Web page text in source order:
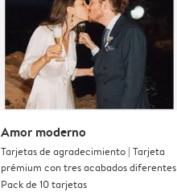
Amor moderno
Tarjetas de agradecimiento | Tarjeta
prémium con tres acabados diferentes
Pack de 10 tarjetas